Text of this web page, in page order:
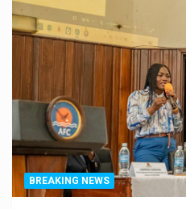
BREAKING NEWS